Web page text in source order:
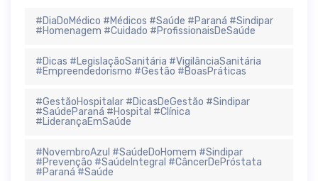
#DiaDoMédico #Médicos #Saúde #Paraná #Sindipar
#Homenagem #Cuidado #ProfissionaisDeSaúde
#Dicas #LegislaçãoSanitária #VigilânciaSanitária
#Empreendedorismo #Gestão #BoasPráticas
#GestãoHospitalar #DicasDeGestão #Sindipar
#SaúdeParaná #Hospital #Clínica
#LiderançaEmSaúde
#NovembroAzul #SaúdeDoHomem #Sindipar
#Prevenção #SaúdeIntegral #CâncerDePróstata
#Paraná #Saúde